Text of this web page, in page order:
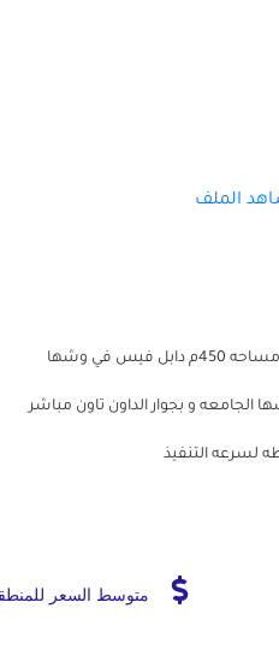
الملف
قطعة ارض في شمال غرب المتميز مساحه 450م دابل فيس في وشها
و بجوار الداون تاون مباشر
لسرعه التنفيذ
متوسط السعر